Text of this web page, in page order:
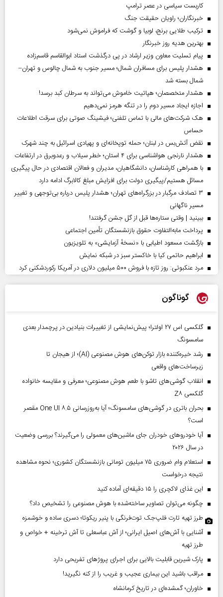
کاربست سیاسی در عصر ترامپ
خبرنگاران؛ راویان حقیقت جنگ
ترکیب طلایی برنج، لوبیا و گوشت که فراموش نمی‌شود
بهترین هدیه روز خبرنگار
پیام تسلیت معاون وزیر ارشاد در پی درگذشت استاد ابوالقاسم قاسم‌زاده
هشدار پلیس برای مسافران شمال؛ مسیر جنوب به شمال چالوس و تهران–
شمال بسته شد
هشدار متخصصان؛ هپاتیت خاموش می‌تواند به سرطان کبد برسد!
اجازه ایجاد مسیر دوم را در تنگه هرمز نمی‌دهیم
هک شرکت‌های مالی با تماس تلفنی؛ فیشینگ صوتی برای سرقت اطلاعات
حساس
نقض آتش‌بس در لبنان؛ حمله توپخانه‌ای و پهپادی اسرائیل به چند شهرک
هشدار نارنجی هواشناسی برای ۴ استان؛ خطر سیلاب و رعدوبرق در ارتفاعات
با همراهی کارشناسان، دانشگاهیان، مدیران و فعالان اقتصادی در حال پیگیری
مسائل هستیم/پیگیری دولت برای افزایش مبلغ کالابرگ ادامه دارد
۳ تصادف مرگبار در بزرگراه‌های تهران؛ هشدار پلیس درباره بی‌توجهی و تغییر
مسیر ناگهانی
ببینید | وقتی ستاره‌ها قبل از گل جشن گرفتند!
پرداخت مابه‌التفاوت حقوق بازنشستگان تأمین اجتماعی
بازگشت مسعود اطیابی با «نسخهٔ آزمایشی» به تلویزیون
ابراهیم حاتمی کیا با خاکستر سبز در شبکه نمایش
مرد عنکبوتی: روز تازه با فروش ۵۰۰ میلیون دلاری در آمریکا رکوردشکنی کرد
گوناگون
گلکسی اس ۲۷ اولترا؛ پیش‌نمایشی از تغییرات بنیادین در پرچمدار بعدی
سامسونگ
رشد خیره‌کننده بازار توکن‌های هوش مصنوعی (AI)؛ از هیجان تا
زیرساخت‌های واقعی
انقلاب گوشی‌های تاشو‌ با طعم هوش مصنوعی؛ معرفی و مقایسه خانواده
گلکسی Z۸
بحران باتری در گوشی‌های سامسونگ؛ آیا به‌روزرسانی One UI ۸.۵ مقصر
است؟
آیا خودروهای خودران جای ماشین‌های معمولی را می‌گیرند؟ بررسی وضعیت
در سال ۲۰۲۶
استعلام وام ضروری ۷۵ میلیون تومانی بازنشستگان کشوری؛ نحوه مشاهده
نتیجه درخواست
این غذای لاکچری را ۱۵ دقیقه‌ای آماده کنید
چگونه می‌توان تصاویر ساخته‌شده با هوش مصنوعی را تشخیص داد؟
طرز تهیه تارت فلپ‌جک توت‌فرنگی با پنیر ریکوتا؛ دسری ساده و خوشمزه
آشنایی با آش‌های اصیل ایرانی؛ از آش عباسعلی تا آش ترخینه + خواص و
طرز تهیه
پارک شیرین قابلیت‌ بالایی برای اجرای پروژهای تفریحی دارد
مراقب باشید این بیماری عجیب و غریب را از کنه نگیرید!
خاوران؛ گمشده‌ای در تاریخ کرمانشاه